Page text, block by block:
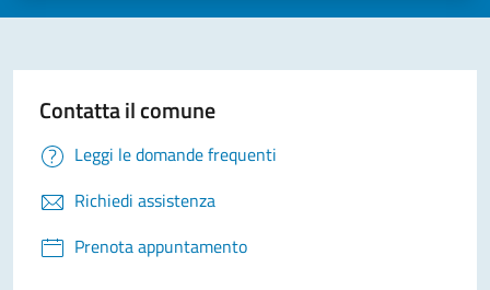
Contatta il comune
Leggi le domande frequenti
Richiedi assistenza
Prenota appuntamento